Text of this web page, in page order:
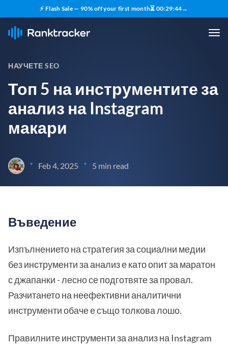
⚡ Flash Sale — 90% off your first month⏳ 00:29:44→
НАУЧЕТЕ SEO
Топ 5 на инструментите за
анализ на Instagram
макари
• Feb 4, 2025 • 5 min read
Въведение
Изпълнението на стратегия за социални медии
без инструменти за анализ е като опит за маратон
с джапанки - лесно се подготвяте за провал.
Разчитането на неефективни аналитични
инструменти обаче е също толкова лошо.
Правилните инструменти за анализ на Instagram